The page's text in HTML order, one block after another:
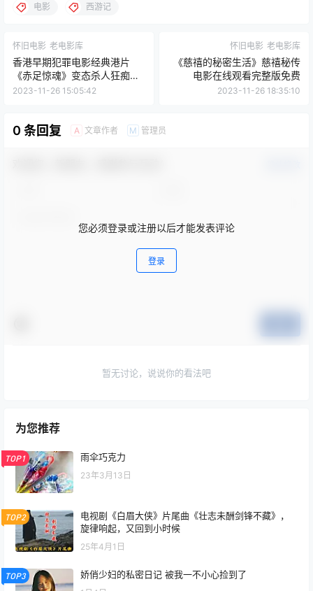
电影 西游记
怀旧电影 老电影库
香港早期犯罪电影经典港片
《赤足惊魂》变态杀人狂痴恋
美女大长腿，专挑美女下手！
2023-11-26 15:05:42
怀旧电影 老电影库
《慈禧的秘密生活》慈禧秘传
电影在线观看完整版免费
2023-11-26 18:35:10
0 条回复 A 文章作者 M 管理员
您必须登录或注册以后才能发表评论
登录
暂无讨论，说说你的看法吧
为您推荐
TOP1 雨伞巧克力
23年3月13日
TOP2
电视剧《白眉大侠》片尾曲《壮志未酬剑锋不藏》，
旋律响起，又回到小时候
25年4月1日
TOP3 娇俏少妇的私密日记 被我一不小心捡到了